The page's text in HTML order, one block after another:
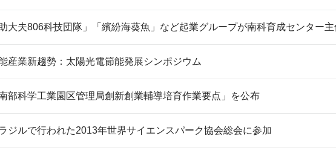
助大夫806科技団隊」「繽紛海葵魚」など起業グループが南科育成センター
産業新趨勢：太陽光電節能発展シンポジウム
南部科学工業園区管理局創新創業輔導培育作業要点」を公布
ジルで行われた2013年世界サイエンスパーク協会総会に参加